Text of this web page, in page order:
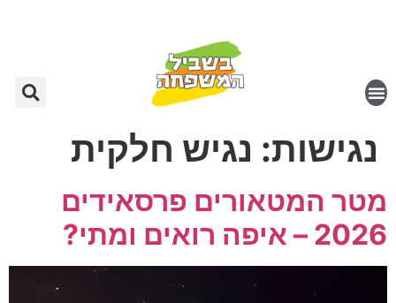
נגישות: נגיש חלקית
מטר המטאורים פרסאידים
2026 – איפה רואים ומתי?